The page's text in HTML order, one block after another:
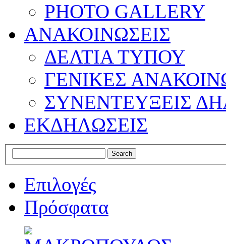
PHOTO GALLERY
ΑΝΑΚΟΙΝΩΣΕΙΣ
ΔΕΛΤΙΑ ΤΥΠΟΥ
ΓΕΝΙΚΕΣ
ΣΥΝΕΝΤΕΥΞΕΙΣ
ΕΚΔΗΛΩΣΕΙΣ
Επιλογές
Πρόσφατα